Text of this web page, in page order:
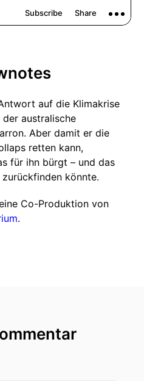
auf die Klimakrise
australische
Aber damit er die
retten kann,
für ihn bürgt – und das
könnte.
Co-Produktion von
.